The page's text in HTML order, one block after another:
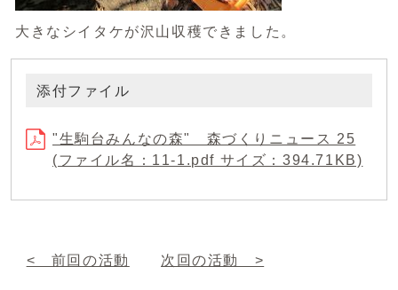
大きなシイタケが沢山収穫できました。
添付ファイル
"生駒台みんなの森" 森づくりニュース 25
(ファイル名：11-1.pdf サイズ：394.71KB)
< 前回の活動 次回の活動 >